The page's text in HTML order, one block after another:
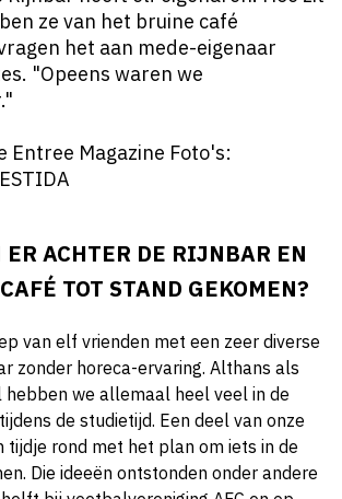
ze van het bruine café
het aan mede-eigenaar
"Opeens waren we
Entree Magazine Foto's:
ACHTER DE RIJNBAR EN
TOT STAND GEKOMEN?
van elf vrienden met een zeer diverse
zonder horeca-ervaring. Althans als
hebben we allemaal heel veel in de
de studietijd. Een deel van onze
tijdje rond met het plan om iets in de
Die ideeën ontstonden onder andere